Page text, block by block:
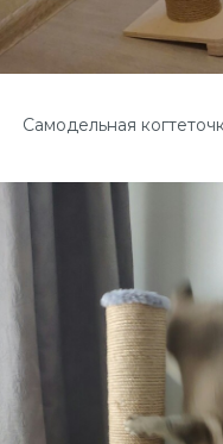
Самодельная